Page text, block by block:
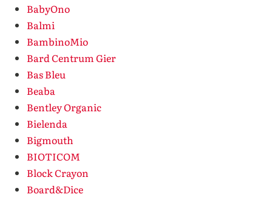
BabyOno
Balmi
BambinoMio
Bard Centrum Gier
Bas Bleu
Beaba
Bentley Organic
Bielenda
Bigmouth
BIOTICOM
Block Crayon
Board&Dice